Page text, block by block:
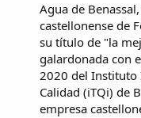
Agua de
castellonense de
su título de "la
galardonada con
2020 del Instituto
Calidad (iTQi) de
empresa